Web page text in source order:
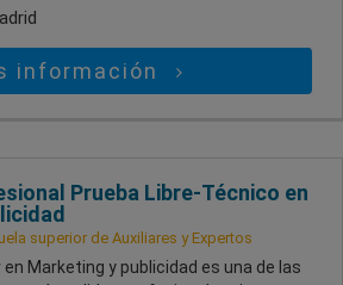
información
Prueba Libre-Técnico en
superior de Auxiliares y Expertos
Marketing y publicidad es una de las